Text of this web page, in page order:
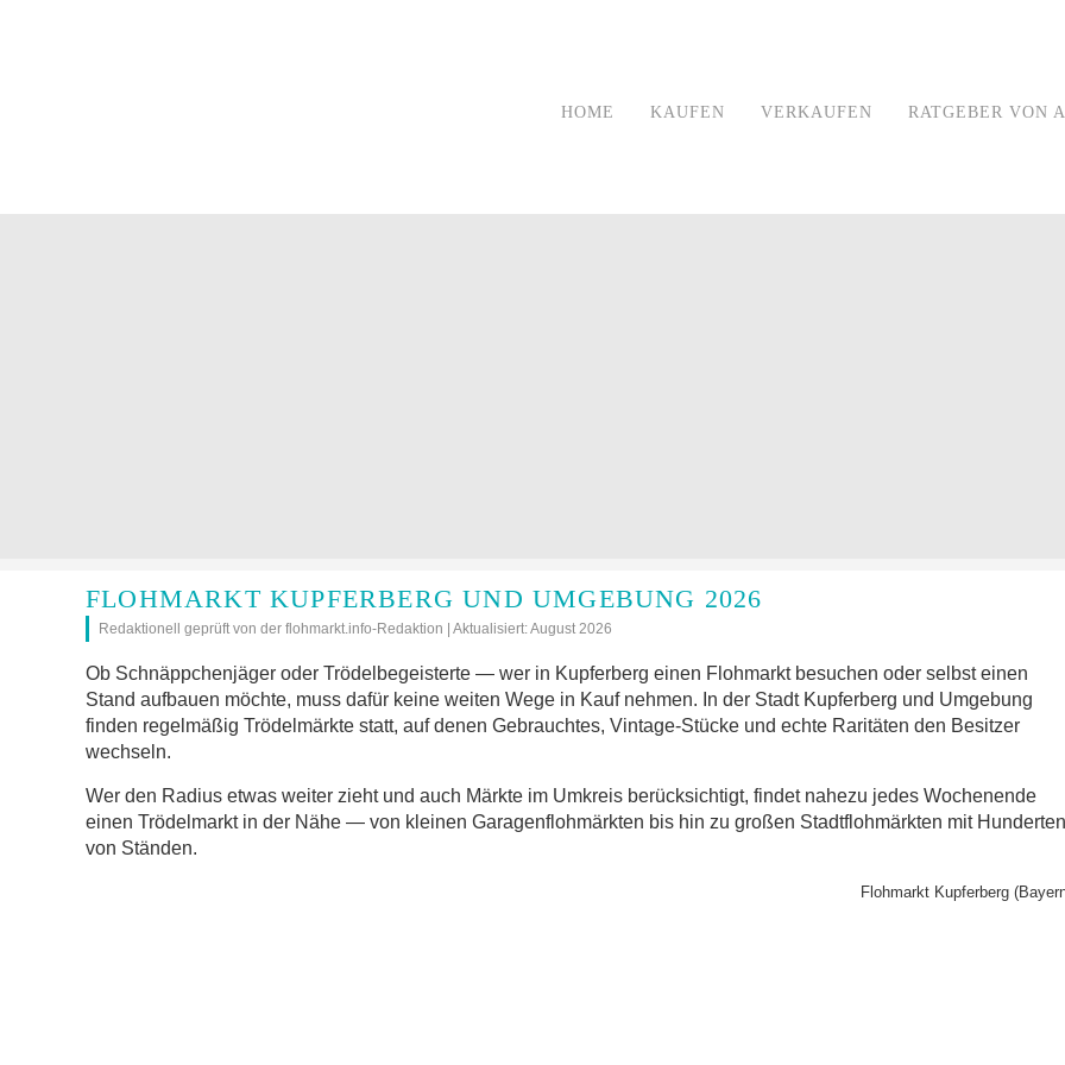
HOME KAUFEN VERKAUFEN RATGEBER VON
FLOHMARKT KUPFERBERG UND UMGEBUNG 2026
Redaktionell geprüft von der flohmarkt.info-Redaktion | Aktualisiert: August 2026
Ob Schnäppchenjäger oder Trödelbegeisterte — wer in Kupferberg einen Flohmarkt besuchen oder selbst einen
Stand aufbauen möchte, muss dafür keine weiten Wege in Kauf nehmen. In der Stadt Kupferberg und Umgebung
finden regelmäßig Trödelmärkte statt, auf denen Gebrauchtes, Vintage-Stücke und echte Raritäten den Besitzer
wechseln.
Wer den Radius etwas weiter zieht und auch Märkte im Umkreis berücksichtigt, findet nahezu jedes Wochenende
einen Trödelmarkt in der Nähe — von kleinen Garagenflohmärkten bis hin zu großen Stadtflohmärkten mit Hunderten
von Ständen.
Flohmarkt Kupferberg